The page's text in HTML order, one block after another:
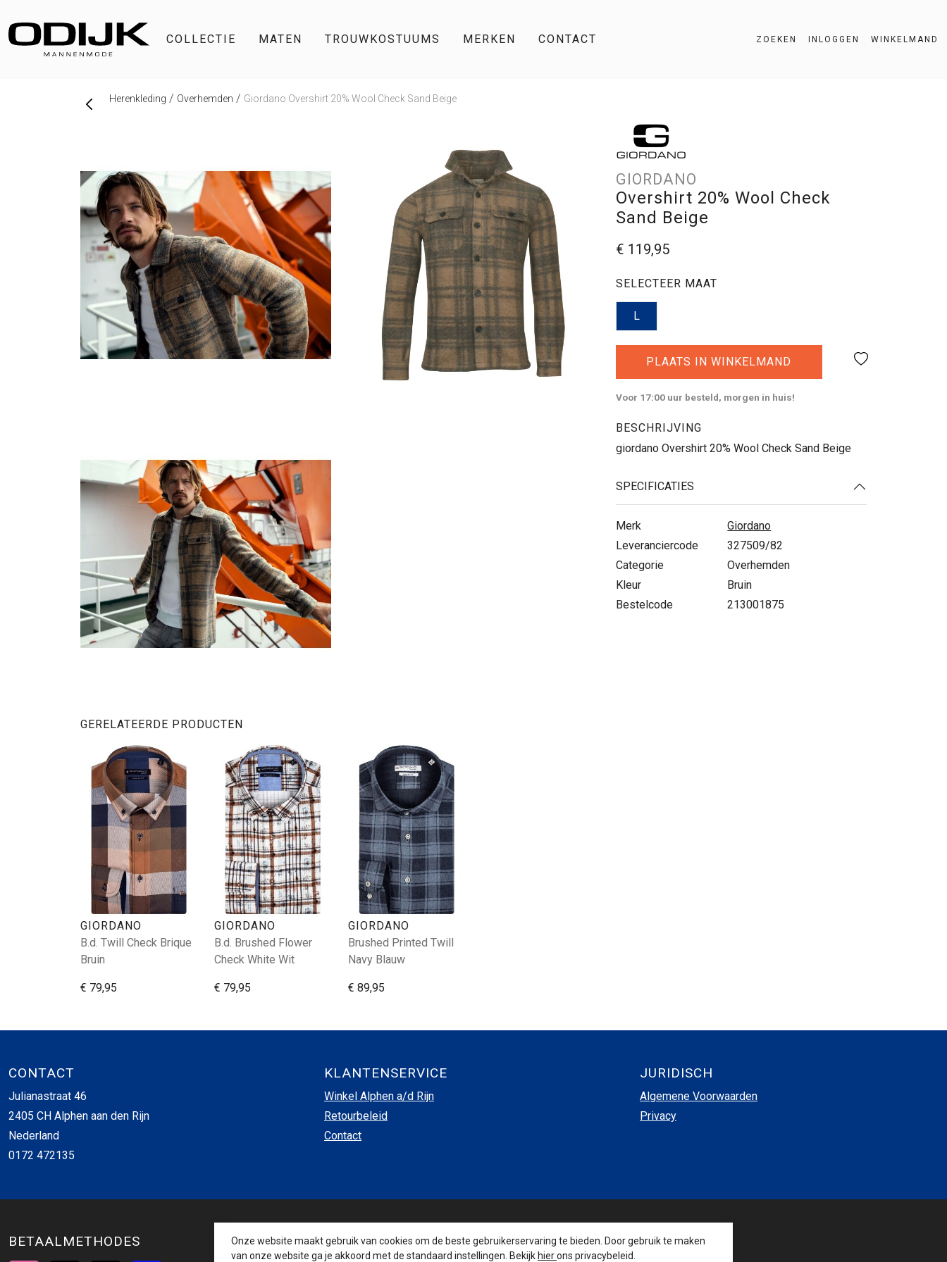
COLLECTIE MATEN TROUWKOSTUUMS MERKEN CONTACT ZOEKEN INLOGGEN WINKELMAND
Herenkleding Overhemden Giordano Overshirt 20% Wool Check Sand Beige
GIORDANO
Overshirt 20% Wool Check
Sand Beige
€ 119,95
SELECTEER MAAT
L
PLAATS IN WINKELMAND
Voor 17:00 uur besteld, morgen in huis!
BESCHRIJVING
giordano Overshirt 20% Wool Check Sand Beige
SPECIFICATIES
Merk
Giordano
Leveranciercode
327509/82
Categorie
Overhemden
Kleur
Bruin
Bestelcode
213001875
GERELATEERDE PRODUCTEN
GIORDANO
B.d. Twill Check Brique
Bruin
€ 79,95
GIORDANO
B.d. Brushed Flower
Check White Wit
€ 79,95
GIORDANO
Brushed Printed Twill
Navy Blauw
€ 89,95
CONTACT
Julianastraat 46
2405 CH Alphen aan den Rijn
Nederland
0172 472135
KLANTENSERVICE
Winkel Alphen a/d Rijn
Retourbeleid
Contact
JURIDISCH
Algemene Voorwaarden
Privacy
BETAALMETHODES INSCHRIJVEN NIEUWSBRIEF VOLG ONS
Onze website maakt gebruik van cookies om de beste gebruikerservaring te bieden. Door gebruik te maken
van onze website ga je akkoord met de standaard instellingen. Bekijk hierons privacybeleid.